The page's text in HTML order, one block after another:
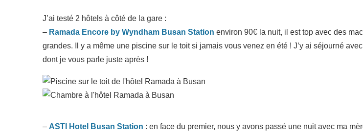
J’ai testé 2 hôtels à côté de la gare :
– Ramada Encore by Wyndham Busan Station environ 90€ la nuit, il est top avec des
grandes. Il y a même une piscine sur le toit si jamais vous venez en été ! J’y ai séjourné
dont je vous parle juste après !
– ASTI Hotel Busan Station : en face du premier, nous y avons passé une nuit avec ma